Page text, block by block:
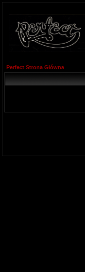
Perfect Strona Główna